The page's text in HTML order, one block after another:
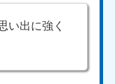
い出に強く